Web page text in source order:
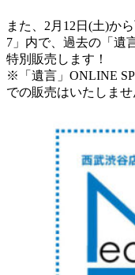
また、2月12日(土)か
7」内で、過去の「遺
特別販売します！
※「遺言」ONLINE
での販売はいたしませ